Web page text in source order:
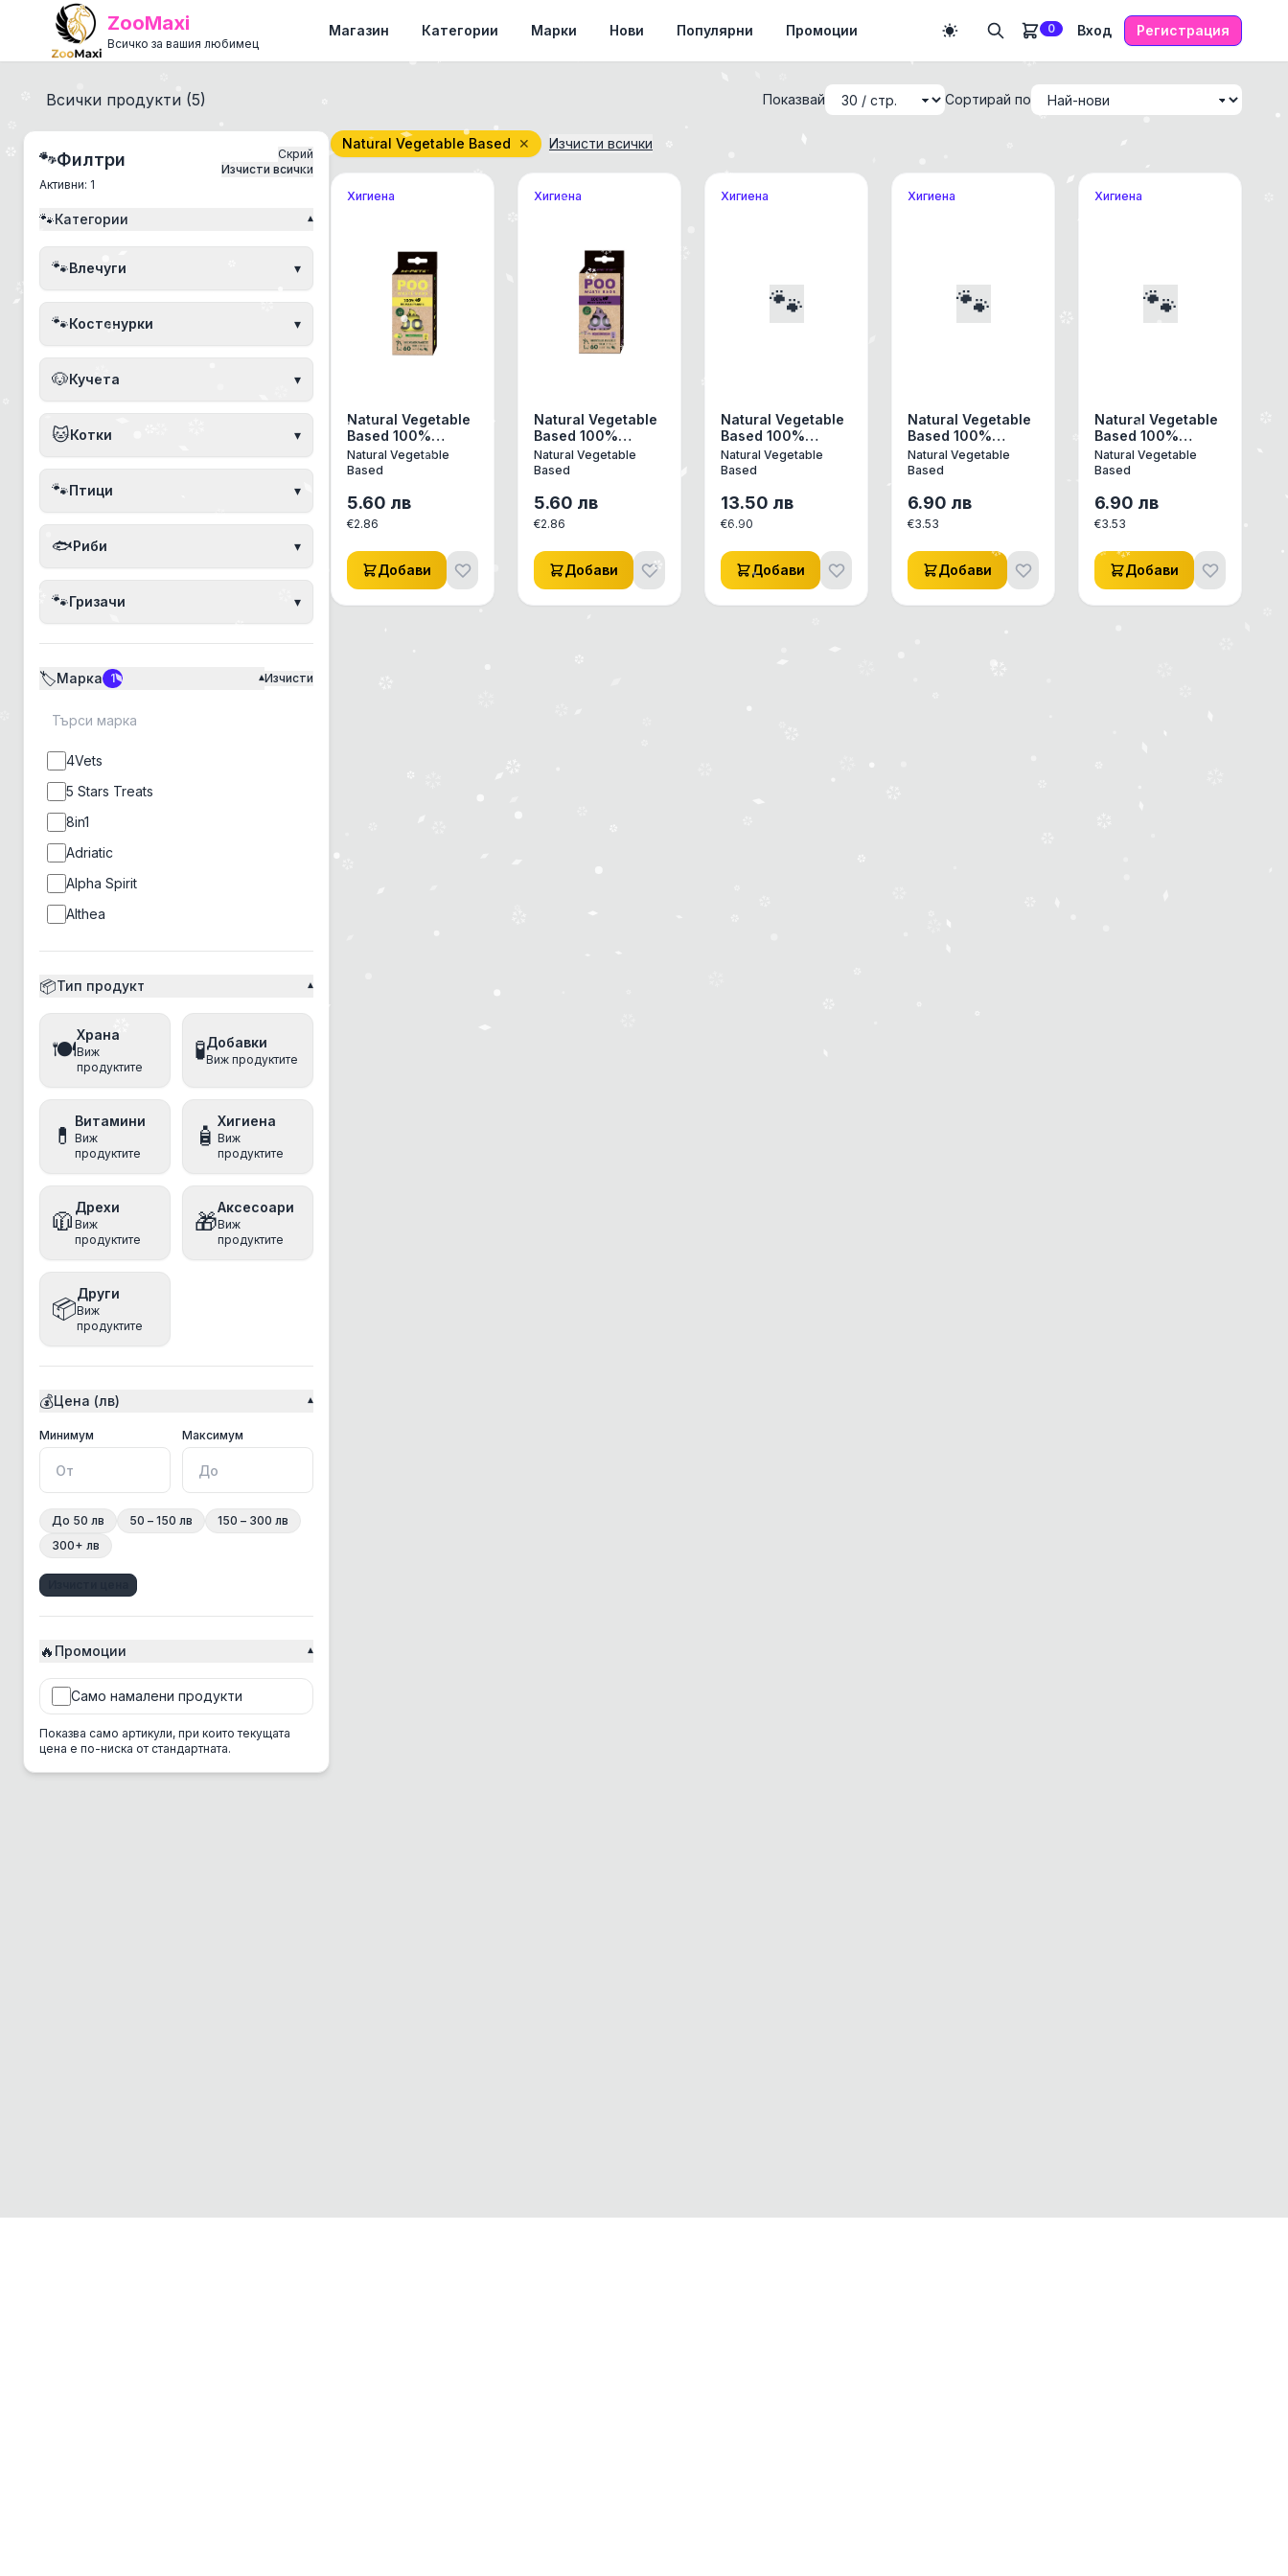
ZooMaxi
Всичко за вашия любимец
Магазин Категории Марки Нови Популярни Промоции 0 Вход Регистрация
Всички продукти (5) Показвай Сортирай по
🐾Филтри
Активни: 1
Скрий
Изчисти всички
🐾Категории ▾
🐾Влечуги ▾
🐾Костенурки ▾
🐶Кучета ▾
🐱Котки ▾
🐾Птици ▾
🐟Риби ▾
🐾Гризачи ▾
🏷️Марка 1 ▾Изчисти
4Vets
5 Stars Treats
8in1
Adriatic
Alpha Spirit
Althea
Anima
Animonda
anipro
Antos
Applaws
Aquatec
Arm&Hammer
Athena
Bea
Best Clean
BonaCibo
BRAAAF
Bravery
Brit
Chicopee
Chris Christensen
Churu Rolls
CosyFlock
Croci
CSI Floor&Surface
CSI Urine
Danube
📦Тип продукт ▾
🍽️
Храна
Виж
продуктите
🧪Добавки
Виж продуктите
💊
Витамини
Виж
продуктите
🧴
Хигиена
Виж
продуктите
🧥
Дрехи
Виж
продуктите
🎁
Аксесоари
Виж
продуктите
📦
Други
Виж
продуктите
💰Цена (лв) ▾
Минимум Минимална ценаМаксимум
До 50 лв 50 – 150 лв
150 – 300 лв
300+ лв
🔥 Промоции ▾
Само намалени продукти
Показва само артикули, при които текущата
цена е по-ниска от стандартната.
Natural Vegetable Based ✕ Изчисти всички
Хигиена
Natural Vegetable
Based 100%
рециклирани
Пликчета, лимон
Natural Vegetable
Based
5.60 лв
€2.86
Добави
Хигиена
Natural Vegetable
Based 100%
рециклирани
Natural Vegetable
Based
5.60 лв
€2.86
Добави
Хигиена
🐾
Natural Vegetable
Based 100%
Биоразградими
пликчета,
Natural Vegetable
Based
13.50 лв
€6.90
Добави
Хигиена
🐾
Natural Vegetable
Based 100%
Биоразгр. и
компостируеми
Natural Vegetable
Based
6.90 лв
€3.53
Добави
Хигиена
🐾
Natural Vegetable
Based 100%
Биоразгр. и
компостируеми
Natural Vegetable
Based
6.90 лв
€3.53
Добави